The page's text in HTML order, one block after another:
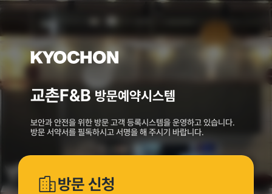
교촌F&B방문예약시스템
보안과 안전을 위한 방문 고객 등록시스템을 운영하고 있습니다.
방문 서약서를 필독하시고 서명을 해 주시기 바랍니다.
방문 신청